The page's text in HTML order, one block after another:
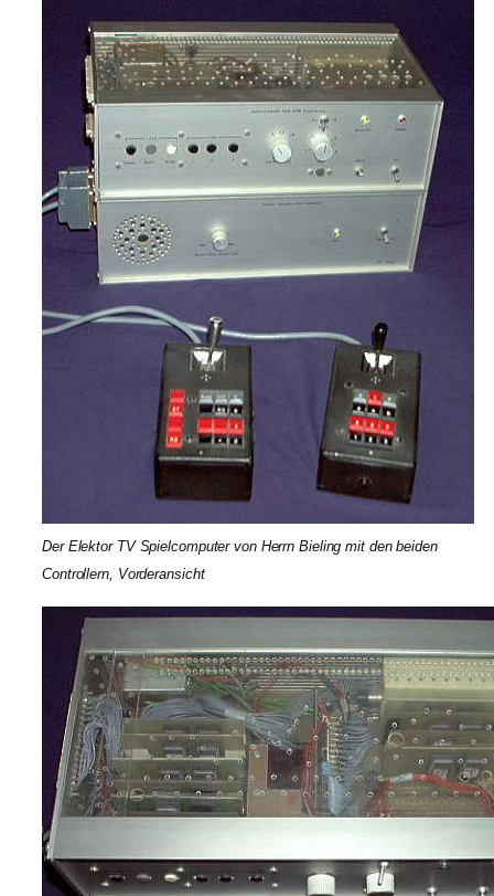
Der Elektor TV Spielcomputer von Herrn Bieling mit den beiden
Controllern, Vorderansicht